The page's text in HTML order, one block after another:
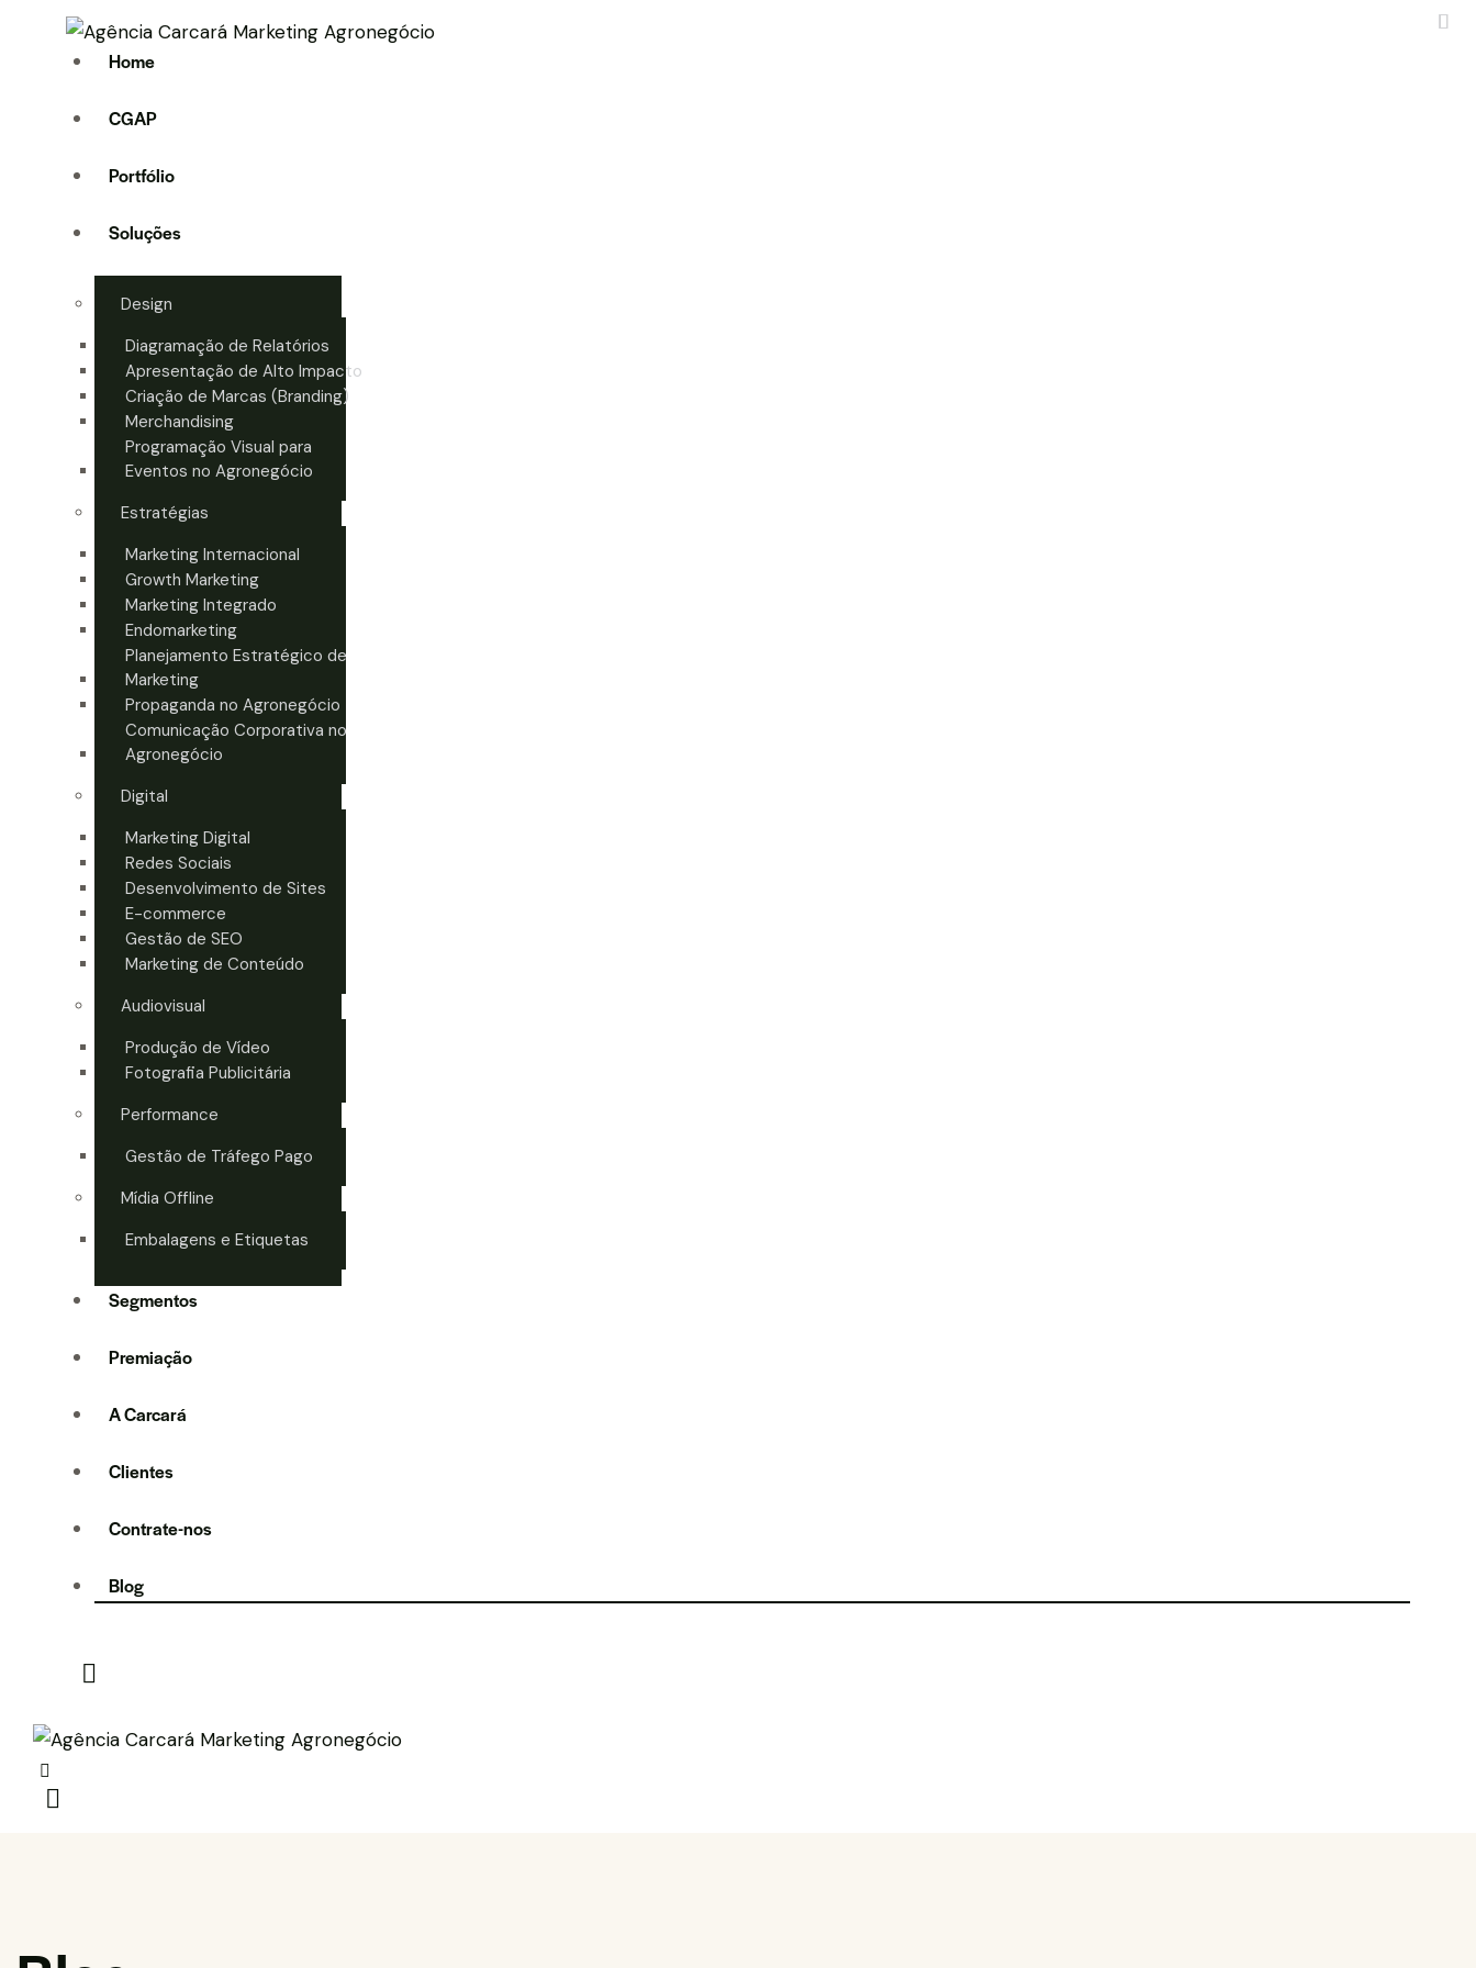
Home
CGAP
Portfólio
Soluções
Design
Diagramação de Relatórios
Apresentação de Alto Impacto
Criação de Marcas (Branding)
Merchandising
Programação Visual para
Eventos no Agronegócio
Estratégias
Marketing Internacional
Growth Marketing
Marketing Integrado
Endomarketing
Planejamento Estratégico de
Marketing
Propaganda no Agronegócio
Comunicação Corporativa no
Agronegócio
Digital
Marketing Digital
Redes Sociais
Desenvolvimento de Sites
E-commerce
Gestão de SEO
Marketing de Conteúdo
Audiovisual
Produção de Vídeo
Fotografia Publicitária
Performance
Gestão de Tráfego Pago
Mídia Offline
Embalagens e Etiquetas
Segmentos
Premiação
A Carcará
Clientes
Contrate-nos
Blog